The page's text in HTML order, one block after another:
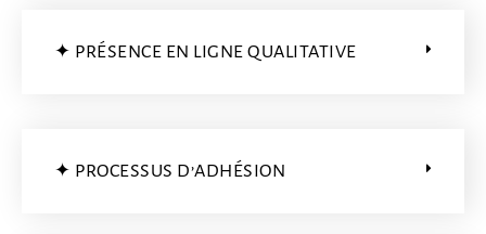
✦ PRÉSENCE EN LIGNE QUALITATIVE
✦ PROCESSUS D’ADHÉSION